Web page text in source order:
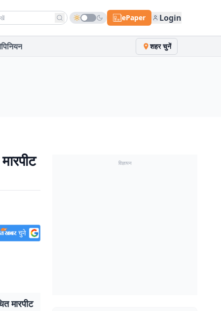
news ePaper Login
शहर चुनें
मारपीट
विज्ञापन